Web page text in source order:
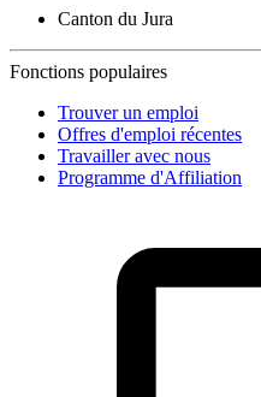
Canton du Jura
Fonctions populaires
Trouver un emploi
Offres d'emploi récentes
Travailler avec nous
Programme d'Affiliation